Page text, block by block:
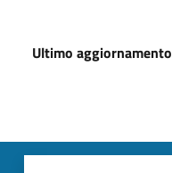
Ultimo aggiornamento